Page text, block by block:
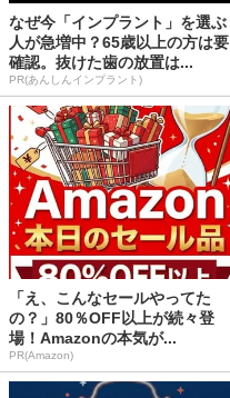
なぜ今「インプラント」を選ぶ
人が急増中？65歳以上の方は要
確認。抜けた歯の放置は...
PR(あんしんインプラント)
「え、こんなセールやってた
の？」80％OFF以上が続々登
場！Amazonの本気が...
PR(Amazon)